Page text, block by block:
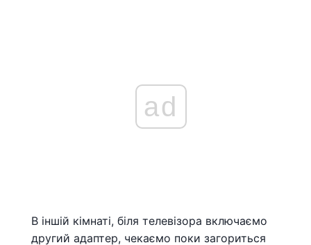
ad
В іншій кімнаті, біля телевізора включаємо
другий адаптер, чекаємо поки загориться